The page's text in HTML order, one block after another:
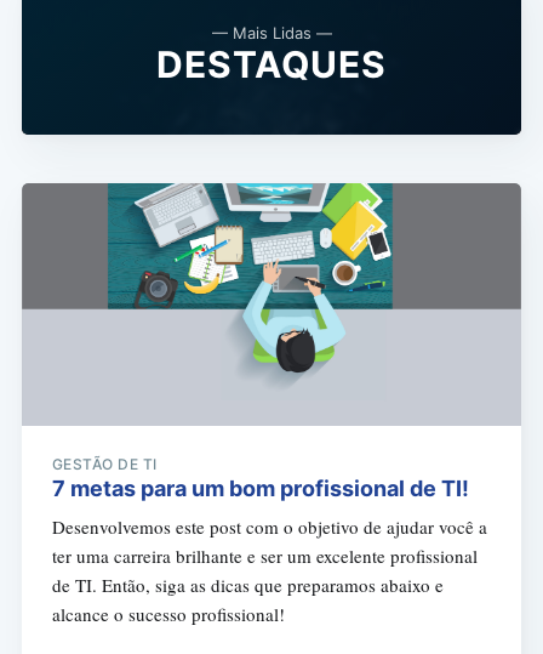
— Mais Lidas —
DESTAQUES
GESTÃO DE TI
7 metas para um bom profissional de TI!
Desenvolvemos este post com o objetivo de ajudar você a
ter uma carreira brilhante e ser um excelente profissional
de TI. Então, siga as dicas que preparamos abaixo e
alcance o sucesso profissional!